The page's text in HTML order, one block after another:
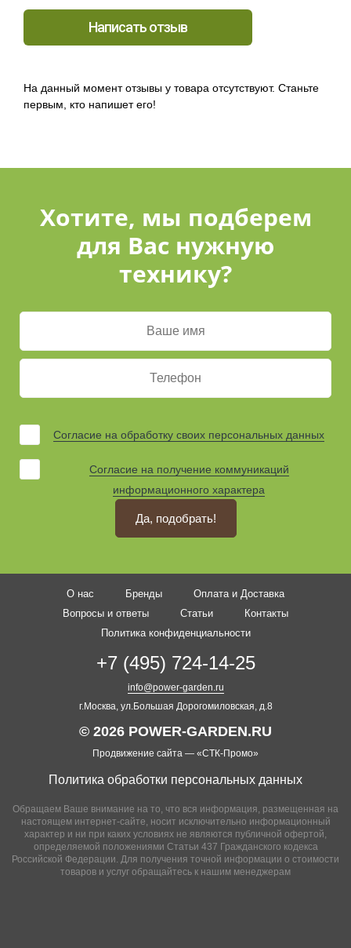
Написать отзыв
На данный момент отзывы у товара отсутствуют. Станьте
первым, кто напишет его!
Хотите, мы подберем
для Вас нужную
технику?
Согласие на обработку своих персональных данных
Согласие на получение коммуникаций
информационного характера
Да, подобрать!
О нас Бренды
Оплата и Доставка
Вопросы и ответы
Статьи
Контакты
Политика конфиденциальности
+7 (495) 724-14-25
info@power-garden.ru
г.Москва, ул.Большая Дорогомиловская, д.8
Обращаем Ваше внимание на то, что вся информация, размещенная на
настоящем интернет-сайте, носит исключительно информационный
характер и ни при каких условиях не являются публичной офертой,
определяемой положениями Статьи 437 Гражданского кодекса
Российской Федерации. Для получения точной информации о стоимости
товаров и услуг обращайтесь к нашим менеджерам
© 2026 POWER-GARDEN.RU
Продвижение сайта — «СТК-Промо»
Политика обработки персональных данных